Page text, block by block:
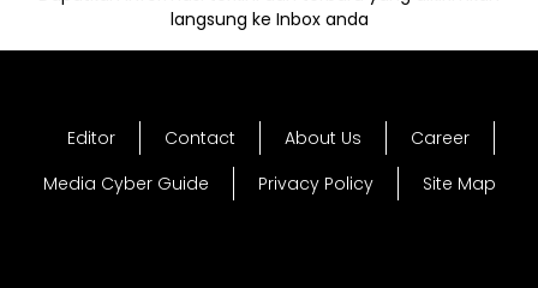
langsung ke Inbox anda
Editor Contact About Us
Career
Media Cyber Guide
Privacy Policy Site Map